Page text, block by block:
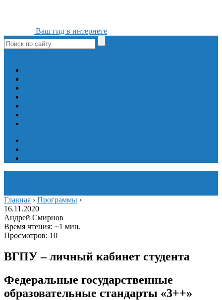
Ваш гид в интернете
Главная › Программы ›
16.11.2020
Андрей Смирнов
Время чтения: ~1 мин.
Просмотров: 10
ВГПУ – личный кабинет студента
Федеральные государственные
образовательные стандарты «3++»